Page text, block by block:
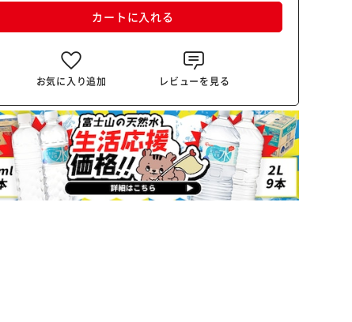
カートに入れる
お気に入り追加 レビューを見る